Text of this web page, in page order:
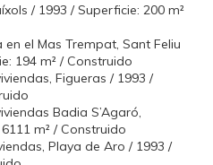
/ 1993 / Superficie: 200 m²
el Mas Trempat, Sant Feliu
194 m² / Construido
Figueras / 1993 /
Badia S’Agaró,
m² / Construido
Playa de Aro / 1993 /